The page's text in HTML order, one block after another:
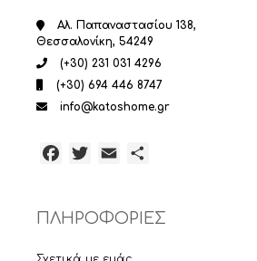
Αλ. Παπαναστασίου 138,
Θεσσαλονίκη, 54249
(+30) 231 031 4296
(+30) 694 446 8747
info@katoshome.gr
Facebook
TwitterEmail
ΠΛΗΡΟΦΟΡΙΕΣ